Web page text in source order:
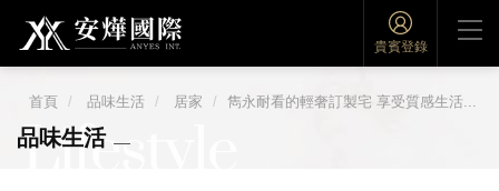
貴賓登錄
Lifestyle
品味生活
首頁 品味生活 居家 雋永耐看的輕奢訂製宅 享受質感生活...